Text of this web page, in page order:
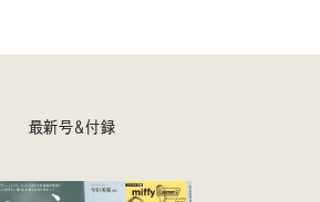
最新号＆付録